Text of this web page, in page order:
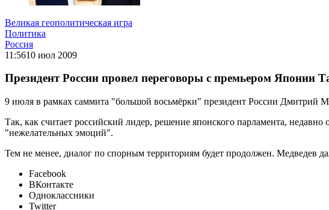
Великая геополитическая игра
Политика
Россия
11:5610 июл 2009
Президент России провел переговоры с премьером Японии
9 июля в рамках саммита "большой восьмёрки" президент России Дмитрий
Так, как считает российский лидер, решение японского парламента,
"нежелательных эмоций".
Тем не менее, диалог по спорным территориям будет продолжен. Медведев
Facebook
ВКонтакте
Одноклассники
Twitter